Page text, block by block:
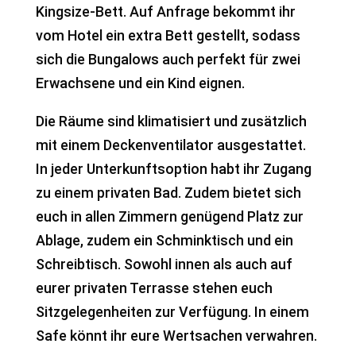
Kingsize-Bett. Auf Anfrage bekommt ihr
vom Hotel ein extra Bett gestellt, sodass
sich die Bungalows auch perfekt für zwei
Erwachsene und ein Kind eignen.
Die Räume sind klimatisiert und zusätzlich
mit einem Deckenventilator ausgestattet.
In jeder Unterkunftsoption habt ihr Zugang
zu einem privaten Bad. Zudem bietet sich
euch in allen Zimmern genügend Platz zur
Ablage, zudem ein Schminktisch und ein
Schreibtisch. Sowohl innen als auch auf
eurer privaten Terrasse stehen euch
Sitzgelegenheiten zur Verfügung. In einem
Safe könnt ihr eure Wertsachen verwahren.